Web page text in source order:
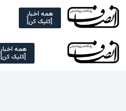
Skip
content
همه اخبار
[کلیک کن]
همه اخبار
[کلیک کن]